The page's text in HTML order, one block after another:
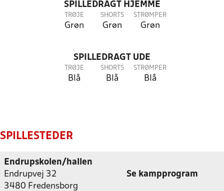
SPILLEDRAGT HJEMME
TRØJE
Grøn
SHORTS
Grøn
STRØMPER
Grøn
SPILLEDRAGT UDE
TRØJE
Blå
SHORTS
Blå
STRØMPER
Blå
SPILLESTEDER
Endrupskolen/hallen
Endrupvej 32
3480 Fredensborg
Se kampprogram